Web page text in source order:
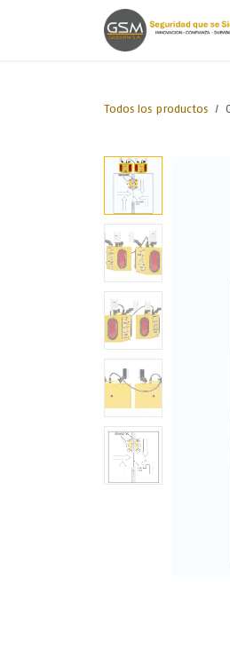
Ir al contenido
Todos los productos